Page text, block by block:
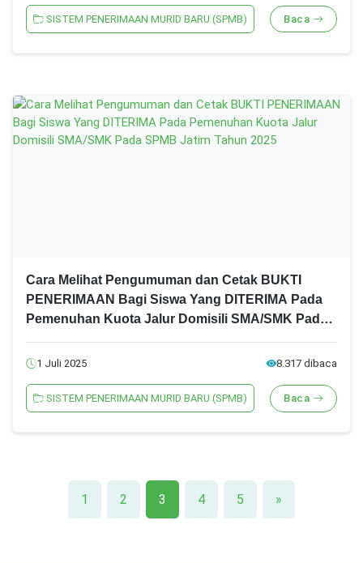
SISTEM PENERIMAAN MURID BARU (SPMB) Baca
Cara Melihat Pengumuman dan Cetak BUKTI
PENERIMAAN Bagi Siswa Yang DITERIMA Pada
Pemenuhan Kuota Jalur Domisili SMA/SMK Pada
1 Juli 2025 8.317 dibaca
SISTEM PENERIMAAN MURID BARU (SPMB) Baca
1 2 3 4 5 »